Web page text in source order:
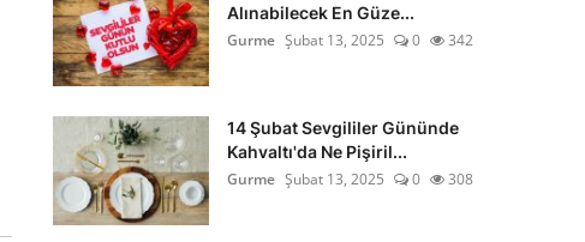
Alınabilecek En Güze...
Gurme Şubat 13, 2025 0 342
14 Şubat Sevgililer Gününde
Kahvaltı'da Ne Pişiril...
Gurme Şubat 13, 2025 0 308